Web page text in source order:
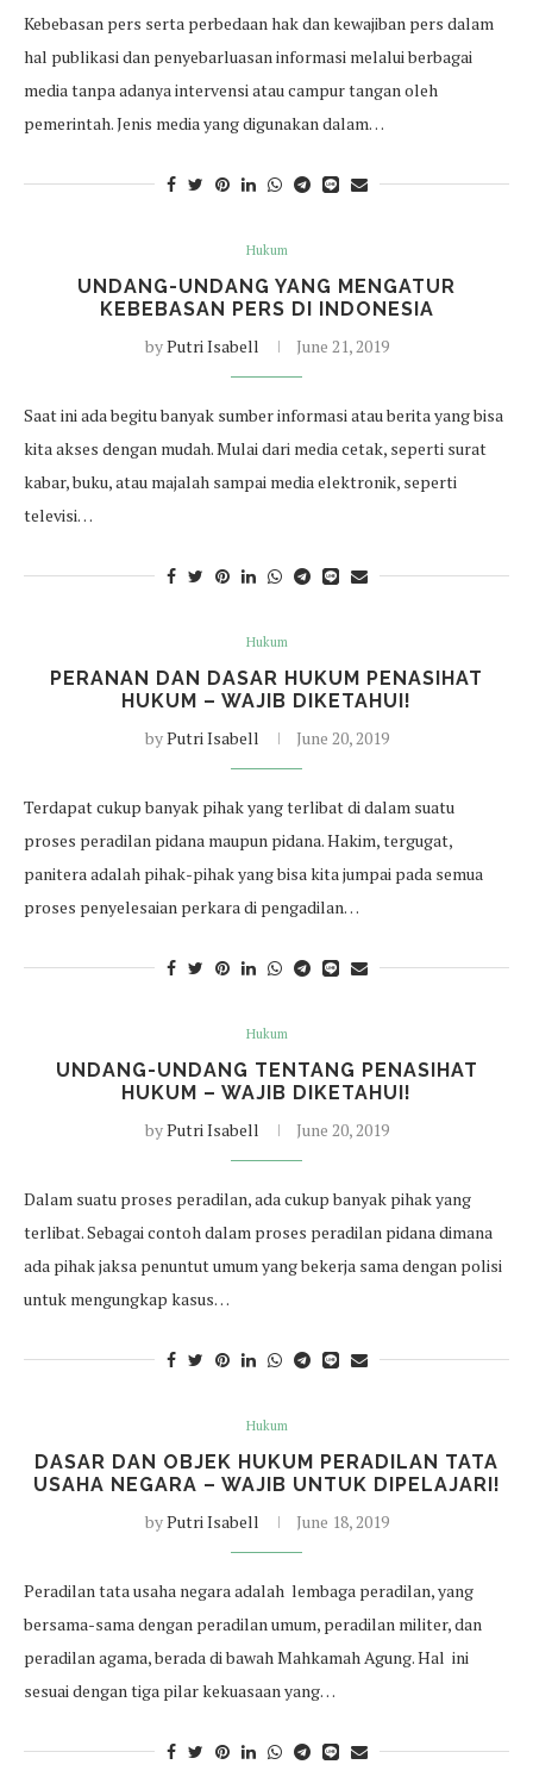
Kebebasan pers serta perbedaan hak dan kewajiban pers dalam
hal publikasi dan penyebarluasan informasi melalui berbagai
media tanpa adanya intervensi atau campur tangan oleh
pemerintah. Jenis media yang digunakan dalam…
Hukum
UNDANG-UNDANG YANG MENGATUR
KEBEBASAN PERS DI INDONESIA
byPutri Isabell June 21, 2019
Saat ini ada begitu banyak sumber informasi atau berita yang bisa
kita akses dengan mudah. Mulai dari media cetak, seperti surat
kabar, buku, atau majalah sampai media elektronik, seperti
televisi…
Hukum
PERANAN DAN DASAR HUKUM PENASIHAT
HUKUM – WAJIB DIKETAHUI!
byPutri Isabell June 20, 2019
Terdapat cukup banyak pihak yang terlibat di dalam suatu
proses peradilan pidana maupun pidana. Hakim, tergugat,
panitera adalah pihak-pihak yang bisa kita jumpai pada semua
proses penyelesaian perkara di pengadilan…
Hukum
UNDANG-UNDANG TENTANG PENASIHAT
HUKUM – WAJIB DIKETAHUI!
byPutri Isabell June 20, 2019
Dalam suatu proses peradilan, ada cukup banyak pihak yang
terlibat. Sebagai contoh dalam proses peradilan pidana dimana
ada pihak jaksa penuntut umum yang bekerja sama dengan polisi
untuk mengungkap kasus…
Hukum
DASAR DAN OBJEK HUKUM PERADILAN TATA
USAHA NEGARA – WAJIB UNTUK DIPELAJARI!
byPutri Isabell June 18, 2019
Peradilan tata usaha negara adalah lembaga peradilan, yang
bersama-sama dengan peradilan umum, peradilan militer, dan
peradilan agama, berada di bawah Mahkamah Agung. Hal ini
sesuai dengan tiga pilar kekuasaan yang…